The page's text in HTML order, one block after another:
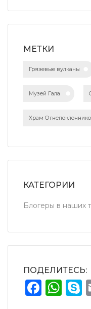
МЕТКИ
Грязевые вулканы
Музей Гала
Храм
КАТЕГОРИИ
Блогеры в наших
ПОДЕЛИТЕСЬ: